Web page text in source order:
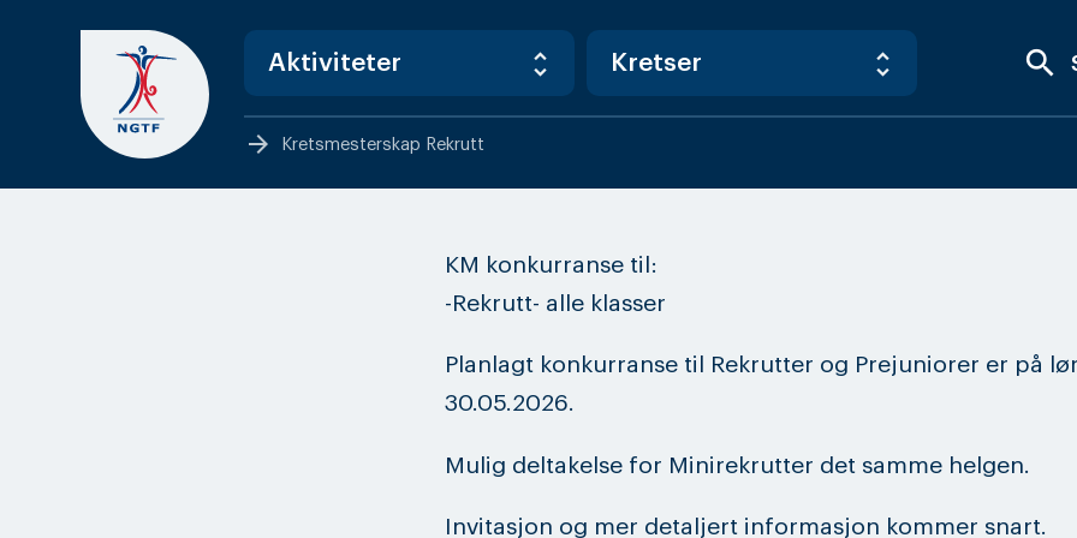
content
search
arrow_forward Kretsmesterskap Rekrutt
KM konkurranse til:
-Rekrutt- alle klasser
Planlagt konkurranse til Rekrutter og Prejuniorer er på
30.05.2026.
Mulig deltakelse for Minirekrutter det samme helgen.
Invitasjon og mer detaljert informasjon kommer snart.